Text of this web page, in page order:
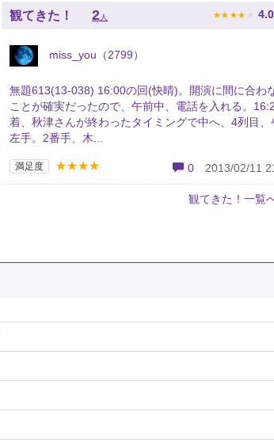
観てきた！ 2 人 ★ ★ ★ ★ ★ 4.0
miss_you（2799）
無題613(13-038) 16:00の回(快晴)。開演に間に合わ
ことが確実だったので、午前中、電話を入れる。
着、秋津さんが終わったタイミングで中へ、4列目、
左手。2番手、木...
満足度 ★★★★ 0 2013/02/11
観てきた！一覧